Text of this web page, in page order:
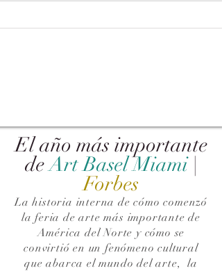
El año más importante
de Art Basel Miami |
Forbes
La historia interna de cómo comenzó
la feria de arte más importante de
América del Norte y cómo se
convirtió en un fenómeno cultural
que abarca el mundo del arte,la